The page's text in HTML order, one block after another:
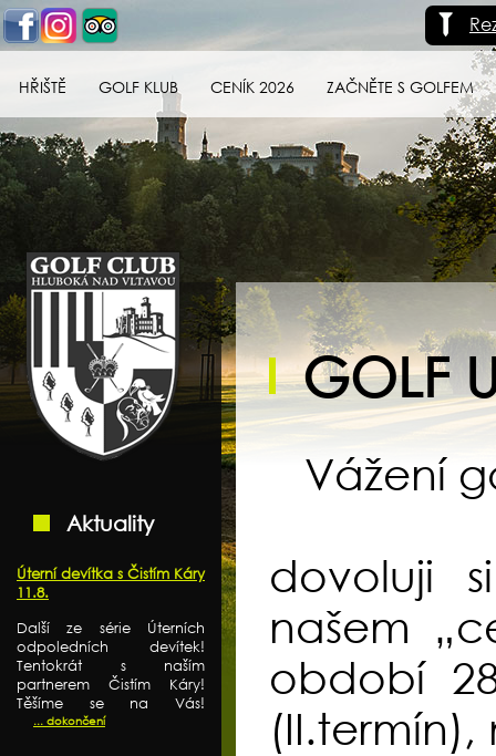
HŘIŠTĚ GOLF KLUB CENÍK 2026 ZAČNĚTE S GOLFEM
Golf klub Hluboká
nad Vltavou
Aktuality
Úterní devítka s Čistím Káry
11.8.
Další ze série Úterních
odpoledních devítek!
Tentokrát s naším
partnerem Čistím Káry!
Těšíme se na Vás!
... dokončení
GOLF
Vážení
dovoluji
našem
období